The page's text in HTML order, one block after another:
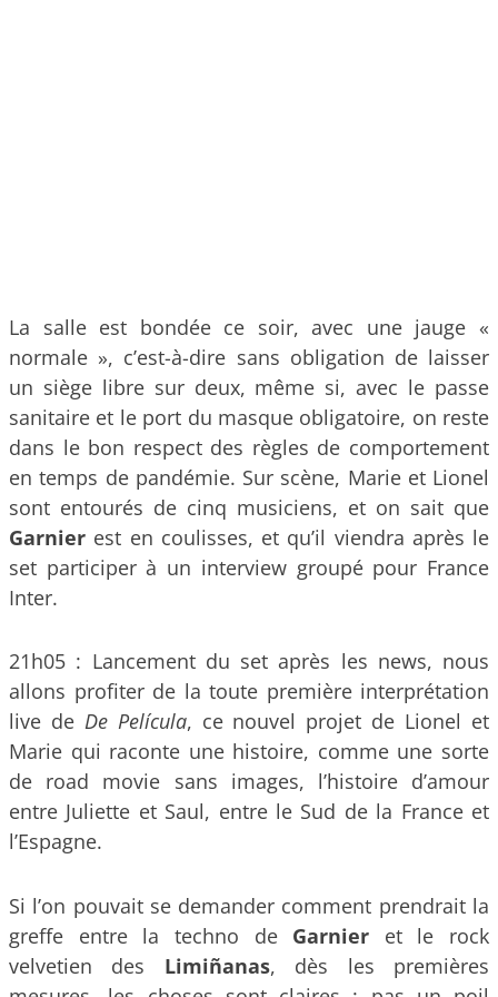
La salle est bondée ce soir, avec une jauge «
normale », c’est-à-dire sans obligation de laisser
un siège libre sur deux, même si, avec le passe
sanitaire et le port du masque obligatoire, on reste
dans le bon respect des règles de comportement
en temps de pandémie. Sur scène, Marie et Lionel
sont entourés de cinq musiciens, et on sait que
Garnier est en coulisses, et qu’il viendra après le
set participer à un interview groupé pour France
Inter.
21h05 : Lancement du set après les news, nous
allons profiter de la toute première interprétation
live de De Película, ce nouvel projet de Lionel et
Marie qui raconte une histoire, comme une sorte
de road movie sans images, l’histoire d’amour
entre Juliette et Saul, entre le Sud de la France et
l’Espagne.
Si l’on pouvait se demander comment prendrait la
greffe entre la techno de Garnier et le rock
velvetien des Limiñanas, dès les premières